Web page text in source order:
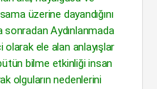
üzerine dayandığını
sonradan Aydınlanmada
olarak ele alan anlayışlar
bilme etkinliği insan
olguların nedenlerini